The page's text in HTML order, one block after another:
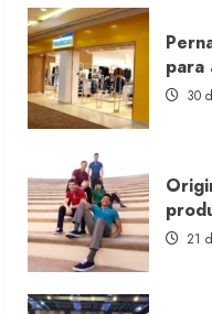
Morena
Rosa
lança
franquia
com
estoque
consignado
para
30
21